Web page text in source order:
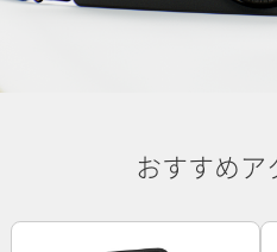
おすすめア